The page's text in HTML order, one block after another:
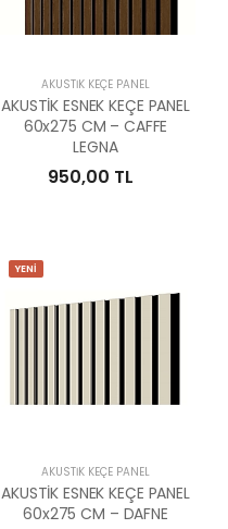
AKUSTİK KEÇE PANEL
AKUSTİK ESNEK KEÇE PANEL
60x275 CM – CAFFE
LEGNA
950,00 TL
YENİ
AKUSTİK KEÇE PANEL
AKUSTİK ESNEK KEÇE PANEL
60x275 CM – DAFNE